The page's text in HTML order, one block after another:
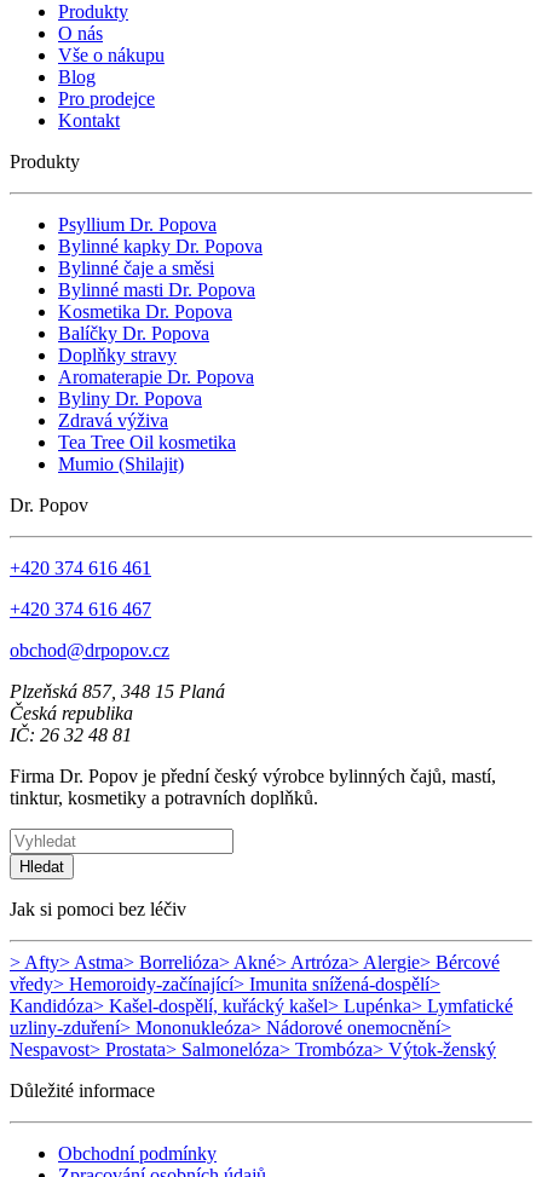
Produkty
O nás
Vše o nákupu
Blog
Pro prodejce
Kontakt
Produkty
Psyllium Dr. Popova
Bylinné kapky Dr. Popova
Bylinné čaje a směsi
Bylinné masti Dr. Popova
Kosmetika Dr. Popova
Balíčky Dr. Popova
Doplňky stravy
Aromaterapie Dr. Popova
Byliny Dr. Popova
Zdravá výživa
Tea Tree Oil kosmetika
Mumio (Shilajit)
Dr. Popov
+420 374 616 461
+420 374 616 467
obchod@drpopov.cz
Plzeňská 857, 348 15 Planá
Česká republika
IČ: 26 32 48 81
Firma Dr. Popov je přední český výrobce bylinných čajů, mastí,
tinktur, kosmetiky a potravních doplňků.
Hledat
Jak si pomoci bez léčiv
> Afty> Astma> Borrelióza> Akné> Artróza> Alergie> Bércové
vředy> Hemoroidy-začínající> Imunita snížená-dospělí>
Kandidóza> Kašel-dospělí, kuřácký kašel> Lupénka> Lymfatické
uzliny-zduření> Mononukleóza> Nádorové onemocnění>
Nespavost> Prostata> Salmonelóza> Trombóza> Výtok-ženský
Důležité informace
Obchodní podmínky